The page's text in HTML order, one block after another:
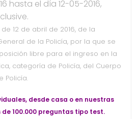
hasta el día 12-05-2016,
12 de abril de 2016, de la
de la Policía, por la que se
libre para el ingreso en la
categoría de Policía, del Cuerpo
Policía.
desde casa o en nuestras
100.000 preguntas tipo test.